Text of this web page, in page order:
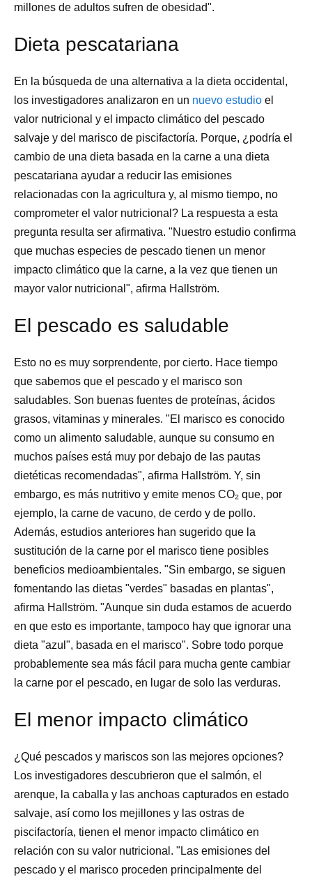
millones de adultos sufren de obesidad".
Dieta pescatariana
En la búsqueda de una alternativa a la dieta occidental,
los investigadores analizaron en un nuevo estudio el
valor nutricional y el impacto climático del pescado
salvaje y del marisco de piscifactoría. Porque, ¿podría el
cambio de una dieta basada en la carne a una dieta
pescatariana ayudar a reducir las emisiones
relacionadas con la agricultura y, al mismo tiempo, no
comprometer el valor nutricional? La respuesta a esta
pregunta resulta ser afirmativa. "Nuestro estudio confirma
que muchas especies de pescado tienen un menor
impacto climático que la carne, a la vez que tienen un
mayor valor nutricional", afirma Hallström.
El pescado es saludable
Esto no es muy sorprendente, por cierto. Hace tiempo
que sabemos que el pescado y el marisco son
saludables. Son buenas fuentes de proteínas, ácidos
grasos, vitaminas y minerales. "El marisco es conocido
como un alimento saludable, aunque su consumo en
muchos países está muy por debajo de las pautas
dietéticas recomendadas", afirma Hallström. Y, sin
embargo, es más nutritivo y emite menos CO₂ que, por
ejemplo, la carne de vacuno, de cerdo y de pollo.
Además, estudios anteriores han sugerido que la
sustitución de la carne por el marisco tiene posibles
beneficios medioambientales. "Sin embargo, se siguen
fomentando las dietas "verdes" basadas en plantas",
afirma Hallström. "Aunque sin duda estamos de acuerdo
en que esto es importante, tampoco hay que ignorar una
dieta "azul", basada en el marisco". Sobre todo porque
probablemente sea más fácil para mucha gente cambiar
la carne por el pescado, en lugar de solo las verduras.
El menor impacto climático
¿Qué pescados y mariscos son las mejores opciones?
Los investigadores descubrieron que el salmón, el
arenque, la caballa y las anchoas capturados en estado
salvaje, así como los mejillones y las ostras de
piscifactoría, tienen el menor impacto climático en
relación con su valor nutricional. "Las emisiones del
pescado y el marisco proceden principalmente del